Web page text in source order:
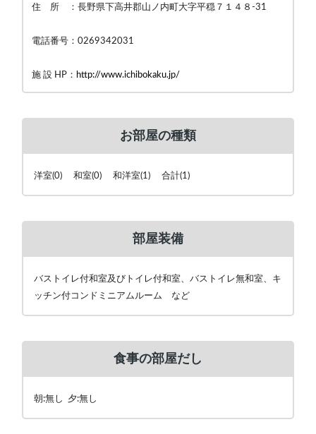
住 所 ：長野県下高井郡山ノ内町大字平穏７１４８-31
電話番号：0269342031
施 設 HP： http://www.ichibokaku.jp/
お部屋の種類
洋室(0) 和室(0) 和洋室(1) 合計(1)
部屋装備
バストイレ付和室及びトイレ付和室、バストイレ無和室、キ
ッチン付コンドミニアムルーム など
食事の部屋だし
朝:無し 夕:無し